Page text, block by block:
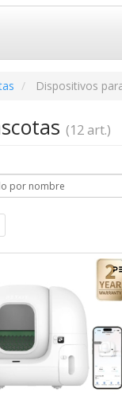
Dispositivos
(12 art.)